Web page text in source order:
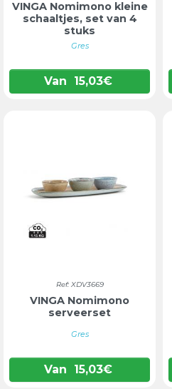
VINGA Nomimono kleine
schaaltjes, set van 4
stuks
Gres
Van 15,03€
Ref: XDV3669
VINGA Nomimono
serveerset
Gres
Van 15,03€